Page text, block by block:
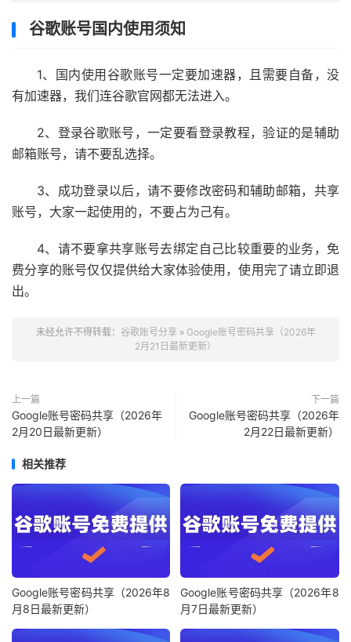
谷歌账号国内使用须知
1、国内使用谷歌账号一定要加速器，且需要自备，没
有加速器，我们连谷歌官网都无法进入。
2、登录谷歌账号，一定要看登录教程，验证的是辅助
邮箱账号，请不要乱选择。
3、成功登录以后，请不要修改密码和辅助邮箱，共享
账号，大家一起使用的，不要占为己有。
4、请不要拿共享账号去绑定自己比较重要的业务，免
费分享的账号仅仅提供给大家体验使用，使用完了请立即退
出。
未经允许不得转载： 谷歌账号分享 » Google账号密码共享（2026年
2月21日最新更新）
上一篇
Google账号密码共享（2026年
2月20日最新更新）
下一篇
Google账号密码共享（2026年
2月22日最新更新）
相关推荐
Google账号密码共享（2026年8
月8日最新更新）
Google账号密码共享（2026年8
月7日最新更新）